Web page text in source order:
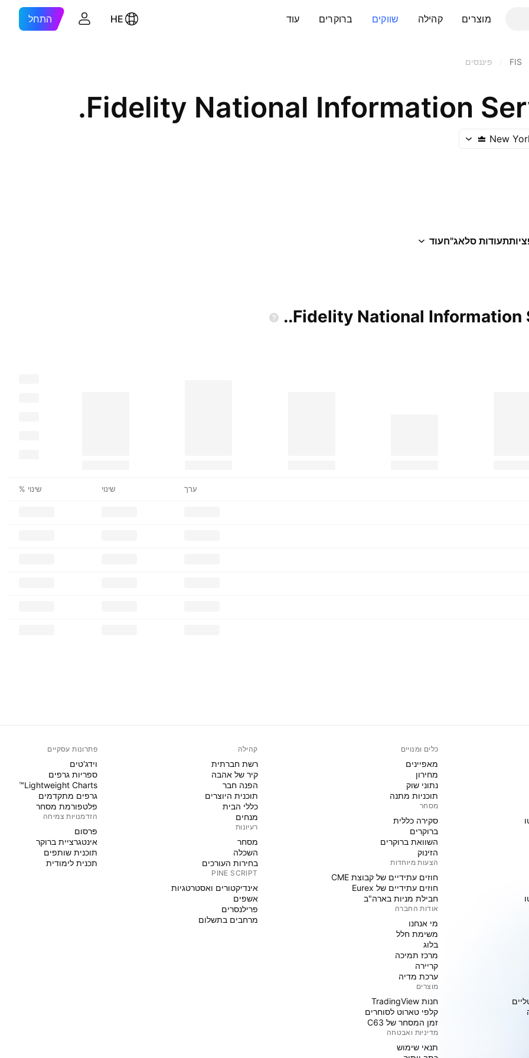
מוצרים קהילה שווקים ברוקרים עוד HE התחל
FIS פיננסים
Fidelity National Information
New
תעודות סלאג"חעוד
ערך שינוי שינוי %
כלים ומנויים
מאפיינים
מחירון
נתוני שוק
תוכניות מתנה
מסחר
סקירה כללית
ברוקרים
השוואת ברוקרים
הזינוק
הצעות מיוחדות
חוזים עתידיים של קבוצת CME
חוזים עתידיים של Eurex
חבילת מניות בארה"ב
אודות החברה
מי אנחנו
משימת חלל
בלוג
מרכז תמיכה
קריירה
ערכת מדיה
מוצרים
חנות TradingView
קלפי טארוט לסוחרים
זמן המסחר של C63
מדיניות ואבטחה
תנאי שימוש
קהילה
רשת חברתית
קיר של אהבה
הפנה חבר
תוכנית היוצרים
כללי הבית
מנחים
רעיונות
מסחר
השכלה
בחירות העורכים
PINE SCRIPT
אינדיקטורים ואסטרטגיות
אשפים
פרילנסרים
מרחבים בתשלום
פתרונות עסקיים
וידג'טים
ספריות גרפים
Lightweight Charts™
גרפים מתקדמים
פלטפורמת מסחר
הזדמנויות צמיחה
פּרסום
אינטגרציית ברוקר
תוכנית שותפים
תכנית לימודית